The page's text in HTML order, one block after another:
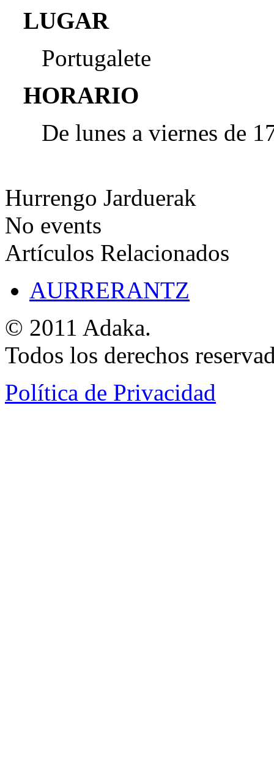
LUGAR
Portugalete
HORARIO
De lunes a viernes de
Hurrengo Jarduerak
No events
Artículos Relacionados
AURRERANTZ
© 2011 Adaka.
Todos los derechos
Política de Privacidad